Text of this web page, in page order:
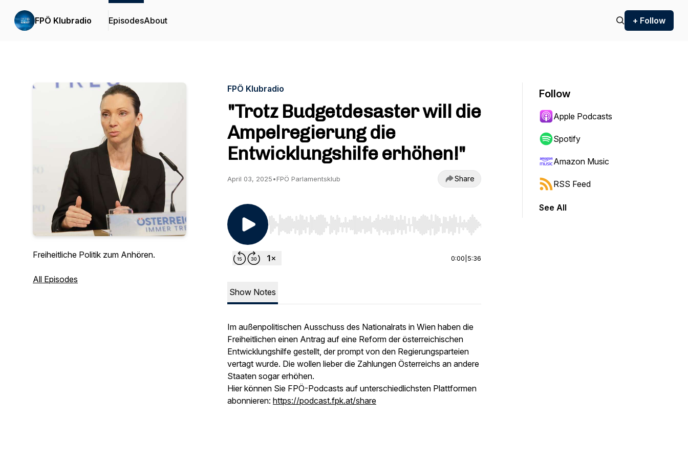
FPÖ Klubradio EpisodesAbout + Follow
Freiheitliche Politik zum Anhören.
All Episodes
FPÖ Klubradio
"Trotz Budgetdesaster will die
Ampelregierung die
Entwicklungshilfe erhöhen!"
April 03, 2025•FPÖ Parlamentsklub Share
Use Left/Right to seek, Home/End to jump to start or end. Hold shift to jump forward or backward.
0:00 5:36
Show Notes
Im außenpolitischen Ausschuss des Nationalrats in Wien haben die
Freiheitlichen einen Antrag auf eine Reform der österreichischen
Entwicklungshilfe gestellt, der prompt von den Regierungsparteien
vertagt wurde. Die wollen lieber die Zahlungen Österreichs an andere
Staaten sogar erhöhen.
Hier können Sie FPÖ-Podcasts auf unterschiedlichsten Plattformen
abonnieren: https://podcast.fpk.at/share
Follow
Apple Podcasts
Spotify
Amazon Music
RSS Feed
See All